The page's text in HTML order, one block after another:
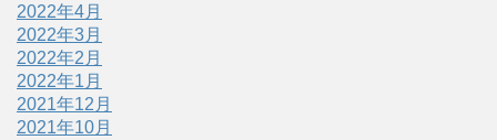
2022年4月
2022年3月
2022年2月
2022年1月
2021年12月
2021年10月